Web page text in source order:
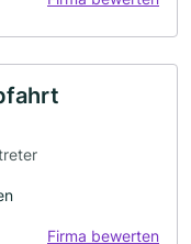
Firma bewerten